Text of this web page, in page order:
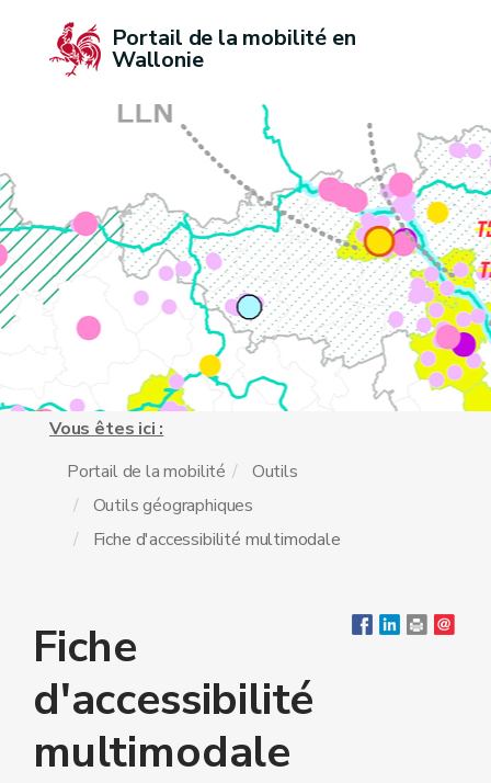
Portail de la mobilité en
Wallonie
Vous êtes ici :
Portail de la mobilité
Outils
Outils géographiques
Fiche d'accessibilité multimodale
Fiche
d'accessibilité
multimodale